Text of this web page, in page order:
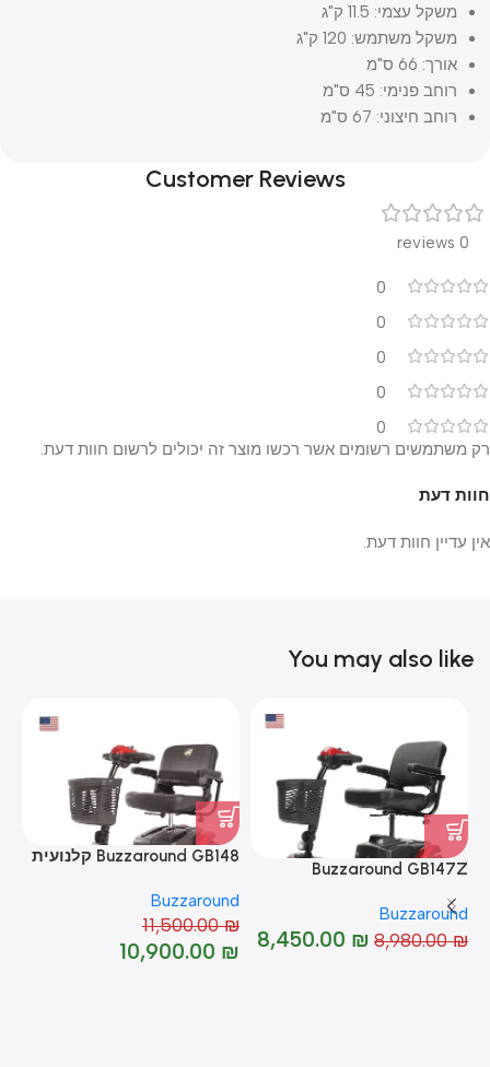
משקל עצמי: 11.5 ק"ג
משקל משתמש: 120 ק"ג
אורך: 66 ס"מ
רוחב פנימי: 45 ס"מ
רוחב חיצוני: 67 ס"מ
Customer Reviews
0 reviews
0
0
0
0
0
חוות דעת
אין עדיין חוות דעת.
רק משתמשים רשומים אשר רכשו מוצר זה יכולים לרשום חוות דעת.
You may also like
-6%
Buzzaround GB147Z
Buzzaround
8,980.00₪
8,450.00 ₪
-5%
Buzzaround GB148 קלנועית
Buzzaround
11,500.00₪
10,900.00 ₪